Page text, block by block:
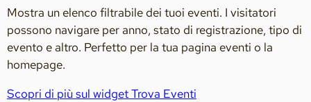
Mostra un elenco filtrabile dei tuoi eventi. I visitatori
possono navigare per anno, stato di registrazione, tipo di
evento e altro. Perfetto per la tua pagina eventi o la
homepage.
Scopri di più sul widget Trova Eventi